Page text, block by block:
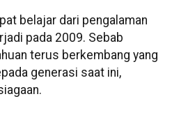
belajar dari pengalaman
pada 2009. Sebab
terus berkembang yang
generasi saat ini,